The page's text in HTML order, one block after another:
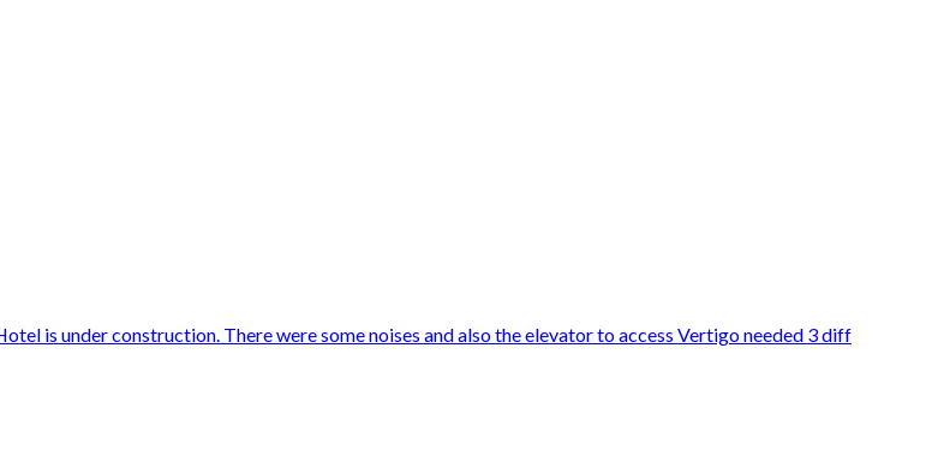
is under construction. There were some noises and also the elevator to access Vertigo needed 3 diff